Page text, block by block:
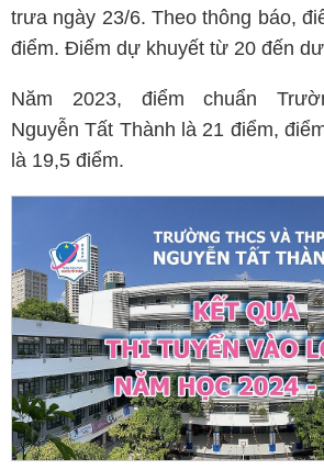
trưa ngày 23/6. Theo thông báo,
điểm. Điểm dự khuyết từ 20 đến
Năm 2023, điểm chuẩn
Nguyễn Tất Thành là 21 điểm,
là 19,5 điểm.